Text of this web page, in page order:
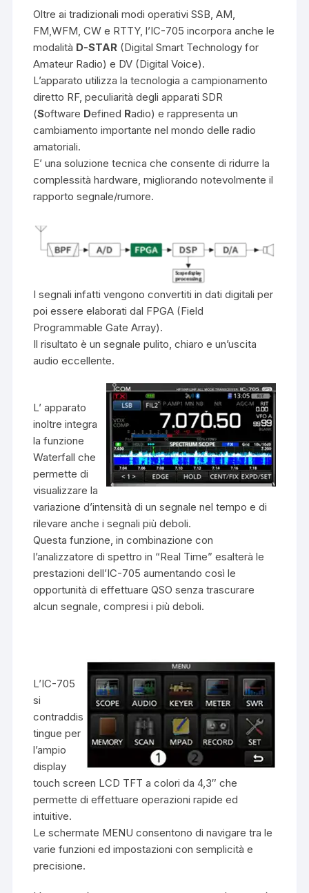
Oltre ai tradizionali modi operativi SSB, AM,
FM,WFM, CW e RTTY, l’IC-705 incorpora anche le
modalità D-STAR (Digital Smart Technology for
Amateur Radio) e DV (Digital Voice).
L’apparato utilizza la tecnologia a campionamento
diretto RF, peculiarità degli apparati SDR
(Software Defined Radio) e rappresenta un
cambiamento importante nel mondo delle radio
amatoriali.
E’ una soluzione tecnica che consente di ridurre la
complessità hardware, migliorando notevolmente il
rapporto segnale/rumore.
I segnali infatti vengono convertiti in dati digitali per
poi essere elaborati dal FPGA (Field
Programmable Gate Array).
Il risultato è un segnale pulito, chiaro e un’uscita
audio eccellente.
L’ apparato
inoltre integra
la funzione
Waterfall che
permette di
visualizzare la
variazione d’intensità di un segnale nel tempo e di
rilevare anche i segnali più deboli.
Questa funzione, in combinazione con
l’analizzatore di spettro in “Real Time” esalterà le
prestazioni dell’IC-705 aumentando così le
opportunità di effettuare QSO senza trascurare
alcun segnale, compresi i più deboli.
L’IC-705
si
contraddis
tingue per
l’ampio
display
touch screen LCD TFT a colori da 4,3″ che
permette di effettuare operazioni rapide ed
intuitive.
Le schermate MENU consentono di navigare tra le
varie funzioni ed impostazioni con semplicità e
precisione.